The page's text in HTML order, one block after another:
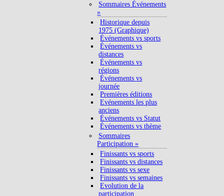
Sommaires Événements
»
Historique depuis
1975 (Graphique)
Événements vs sports
Événements vs
distances
Événements vs
régions
Événements vs
journée
Premières éditions
Evénements les plus
anciens
Événements vs Statut
Événements vs thème
Sommaires
Participation »
Finissants vs sports
Finissants vs distances
Finissants vs sexe
Finissants vs semaines
Evolution de la
participation